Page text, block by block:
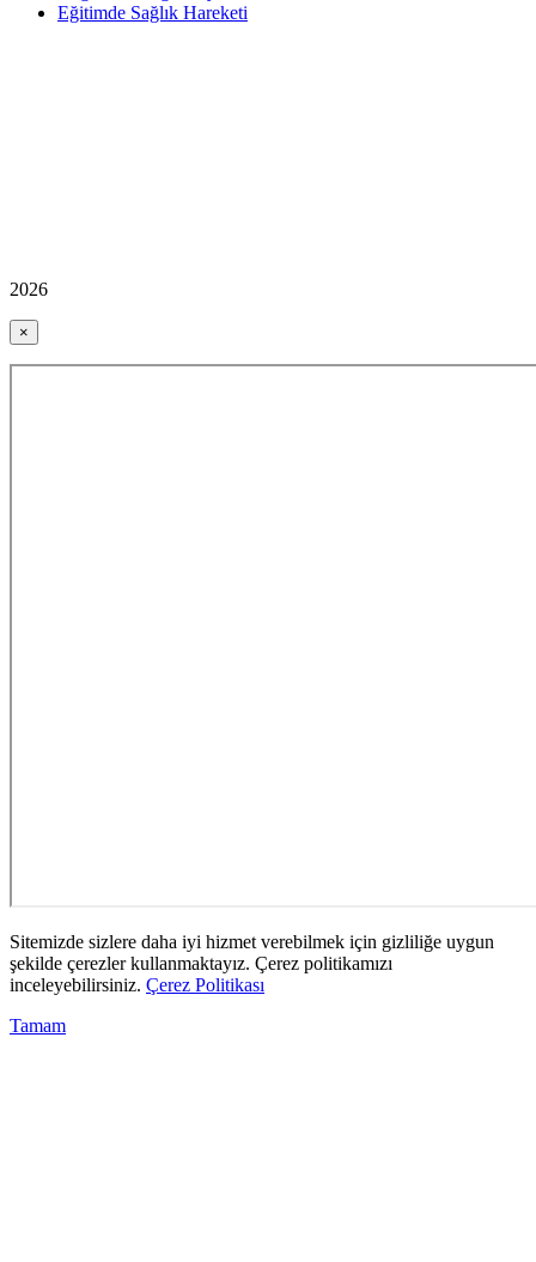
Eğitimde Sağlık Hareketi
2026
×
Sitemizde sizlere daha iyi hizmet verebilmek için gizliliğe uygun
şekilde çerezler kullanmaktayız. Çerez politikamızı
inceleyebilirsiniz. Çerez Politikası
Tamam